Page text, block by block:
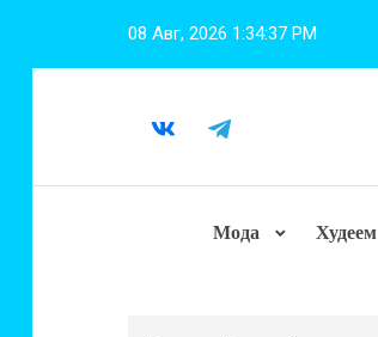
08 Авг, 2026 1:34:38 PM
Мода Худеем